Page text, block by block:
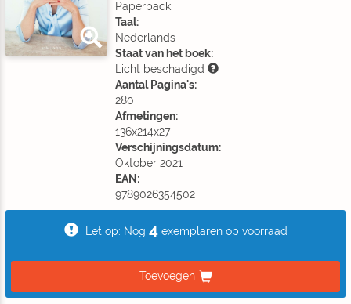
Paperback
Taal:
Nederlands
Staat van het boek:
Licht beschadigd
Aantal Pagina's:
280
Afmetingen:
136x214x27
Verschijningsdatum:
Oktober 2021
EAN:
9789026354502
Let op: Nog 4exemplaren op voorraad
Toevoegen